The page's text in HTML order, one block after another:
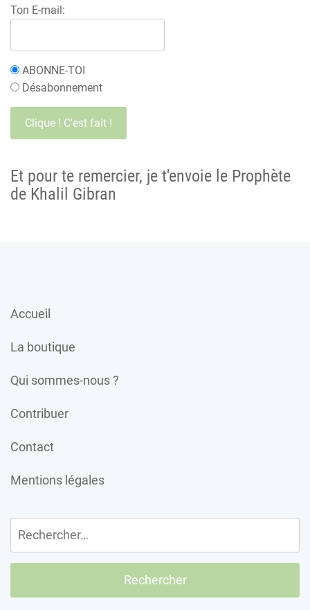
Ton E-mail:
ABONNE-TOI
Désabonnement
Et pour te remercier, je t'envoie le Prophète
de Khalil Gibran
Accueil
La boutique
Qui sommes-nous ?
Contribuer
Contact
Mentions légales
Rechercher :